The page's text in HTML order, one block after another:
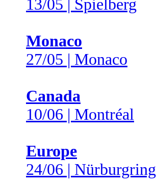
13/05 | Spielberg
Monaco
27/05 | Monaco
Canada
10/06 | Montréal
Europe
24/06 | Nürburgring